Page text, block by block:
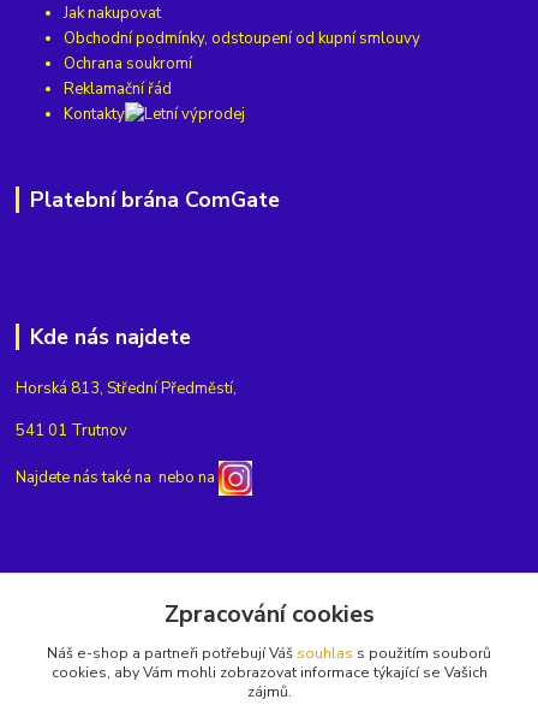
Jak nakupovat
Obchodní podmínky, odstoupení od kupní smlouvy
Ochrana soukromí
Reklamační řád
Kontakty
Platební brána ComGate
Kde nás najdete
Horská 813, Střední Předměstí,
541 01 Trutnov
Najdete nás také na nebo na
+420775654704
Zpracování cookies
Náš e-shop a partneři potřebují Váš souhlas s použitím souborů
cookies, aby Vám mohli zobrazovat informace týkající se Vašich
zájmů.